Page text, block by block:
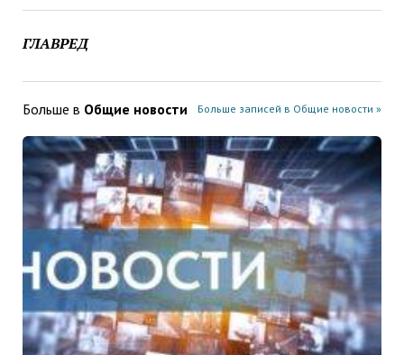
ГЛАВРЕД
Больше в Общие новости Больше записей в Общие новости »